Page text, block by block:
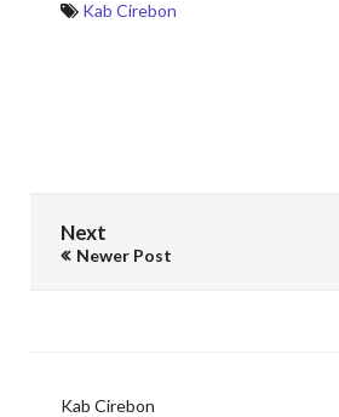
Kab Cirebon
Next
Newer Post
Kab Cirebon